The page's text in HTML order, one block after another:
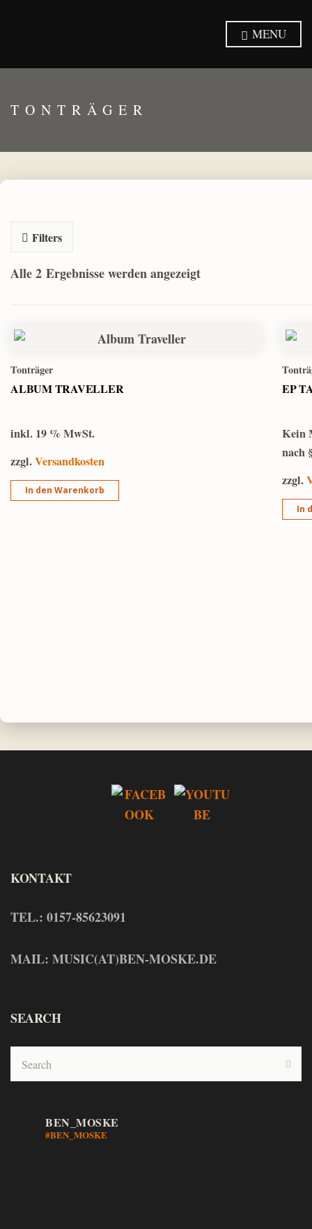
MENU
TONTRÄGER
Filters
Alle 2 Ergebnisse werden angezeigt
Tonträger
ALBUM TRAVELLER
inkl. 19 % MwSt.
zzgl.Versandkosten
In den Warenkorb
EP
Kein
nach
zzgl.
In
KONTAKT
TEL.: 0157-85623091
MAIL: MUSIC(AT)BEN-MOSKE.DE
SEARCH
BEN_MOSKE
#BEN_MOSKE